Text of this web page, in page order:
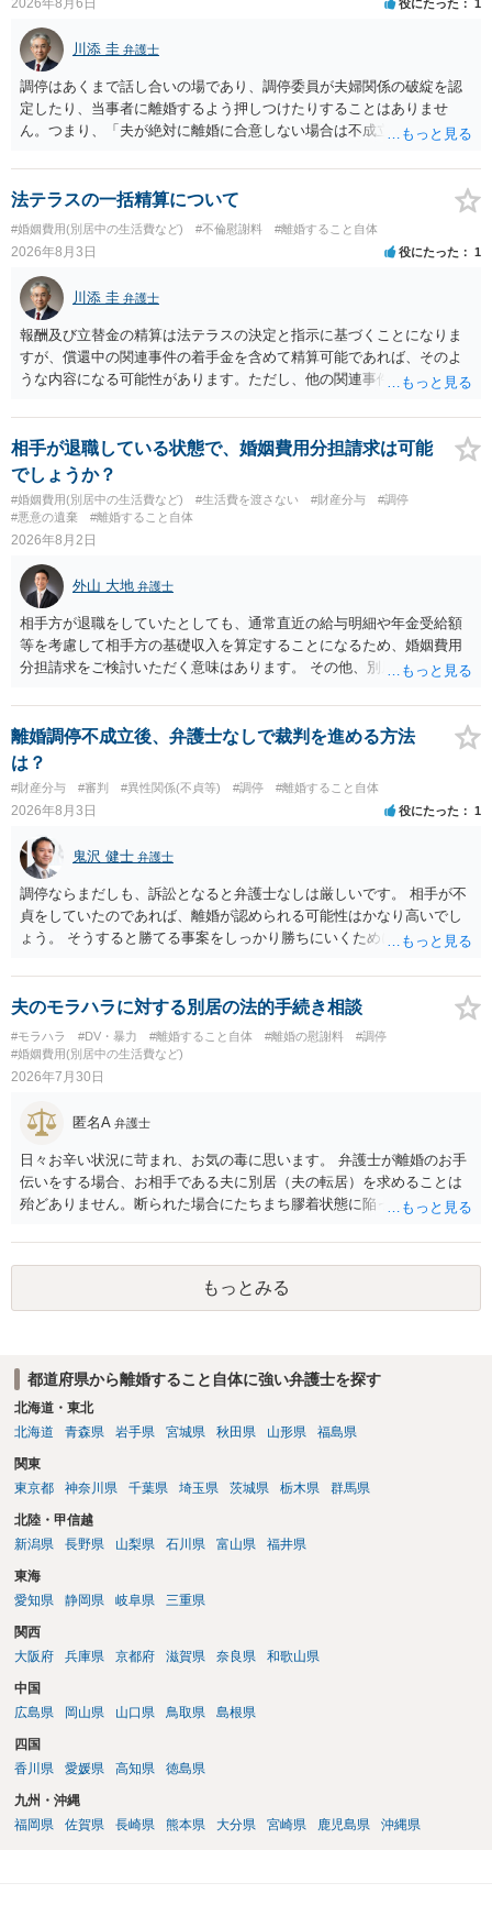
役にたった 1
川添 圭 弁護士
調停はあくまで話し合いの場であり、調停委員が夫婦関係の破綻を認
定したり、当事者に離婚するよう押しつけたりすることはありませ
ん。つまり、「夫が絶対に離婚に合意しない場合は不成立になり」、
きません。 調停段階での離婚成立を希望するなら、夫が離婚に前向き
になるような条件提示をする等、模索するほかありません（極端な話
をいえば、夫から「この条件なら離婚してもよい」として提示された
条件を全部丸呑みする、という方法しかないかもしれません）。た
だ、離婚訴訟をしたくないという考えを見透かされてしまうと、逆に
足下を見られてしまいますので、注意する必要があります。 夫が離婚
に抵抗する可能性が高いのであれば、むしろ淡々と調停不成立にして
離婚訴訟で離婚原因を主張し、判決へ持っていく方が近道であること
も少なくありません。見通し等を含め、弁護士へ相談・依頼した方が
よいと思います。
法テラスの一括精算について
#婚姻費用(別居中の生活費など) #不倫慰謝料 #離婚すること自体
2026年8月3日 役にたった 1
川添 圭 弁護士
報酬及び立替金の精算は法テラスの決定と指示に基づくことになりま
すが、償還中の関連事件の着手金を含めて精算可能であれば、そのよ
うな内容になる可能性があります。ただし、他の関連事件でも相手方
情によって対応が違いますので、法テラスへお尋ねいただいた方が確
実です。
相手が退職している状態で、婚姻費用分担請求は可能
でしょうか？
#婚姻費用(別居中の生活費など) #生活費を渡さない #財産分与
#調停
#悪意の遺棄
#離婚すること自体
2026年8月2日
外山 大地 弁護士
相手方が退職をしていたとしても、通常直近の給与明細や年金受給額
等を考慮して相手方の基礎収入を算定することになるため、婚姻費用
分担請求をご検討いただく意味はあります。 その他、別居の経緯、質
て、ご検討いただくのが良いかと思います。
離婚調停不成立後、弁護士なしで裁判を進める方法
は？
#財産分与 #審判 #異性関係(不貞等) #調停 #離婚すること自体
2026年8月3日 役にたった 1
鬼沢 健士 弁護士
調停ならまだしも、訴訟となると弁護士なしは厳しいです。 相手が不
貞をしていたのであれば、離婚が認められる可能性はかなり高いでし
ょう。 そうすると勝てる事案をしっかり勝ちにいくためにも弁護士委
夫のモラハラに対する別居の法的手続き相談
#モラハラ #DV・暴力 #離婚すること自体 #離婚の慰謝料
#調停
#婚姻費用(別居中の生活費など)
2026年7月30日
匿名A 弁護士
日々お辛い状況に苛まれ、お気の毒に思います。 弁護士が離婚のお手
伝いをする場合、お相手である夫に別居（夫の転居）を求めることは
殆どありません。断られた場合にたちまち膠着状態に陥ってしまうの
高いためです。 実務的には、ご相談者さまが転居する形で離婚協議等
を進める選択を採らざるを得ないことが圧倒的多数です。
もっとみる
都道府県から離婚すること自体に強い弁護士を探す
北海道・東北
北海道
青森県 岩手県 宮城県 秋田県 山形県 福島県
関東
東京都
神奈川県 千葉県 埼玉県 茨城県 栃木県 群馬県
北陸・甲信越
新潟県
長野県 山梨県 石川県 富山県 福井県
東海
愛知県
静岡県 岐阜県 三重県
関西
大阪府
兵庫県 京都府 滋賀県 奈良県 和歌山県
中国
広島県
岡山県 山口県 鳥取県 島根県
四国
香川県
愛媛県 高知県 徳島県
九州・沖縄
福岡県
佐賀県 長崎県 熊本県 大分県 宮崎県 鹿児島県 沖縄県